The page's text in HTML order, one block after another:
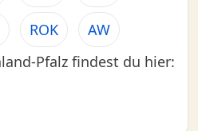
ROK
AW
Pfalz findest du hier: